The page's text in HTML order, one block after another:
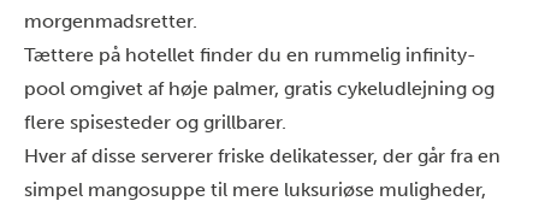
morgenmadsretter.
Tættere på hotellet finder du en rummelig infinity-
pool omgivet af høje palmer, gratis cykeludlejning og
flere spisesteder og grillbarer.
Hver af disse serverer friske delikatesser, der går fra en
simpel mangosuppe til mere luksuriøse muligheder,